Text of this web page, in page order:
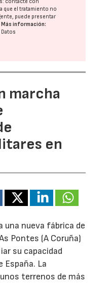
que el tratamiento no
puede presentar
.Más información:
marcha
en
una nueva fábrica de
Pontes (A Coruña)
su capacidad
España. La
terrenos de más